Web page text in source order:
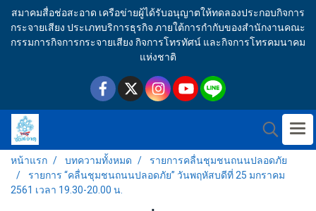
สมาคมสื่อช่อสะอาด เครือข่ายผู้ได้รับอนุญาตให้ทดลองประกอบกิจการ
กระจายเสียง ประเภทบริการธุรกิจ ภายใต้การกำกับของสำนักงานคณะ
กรรมการกิจการกระจายเสียง กิจการโทรทัศน์ และกิจการโทรคมนาคม
แห่งชาติ
หน้าแรก บทความทั้งหมด
รายการคลื่นชุมชนถนนปลอดภัย
รายการ “คลื่นชุมชนถนนปลอดภัย” วันพฤหัสบดีที่ 25 มกราคม
2561 เวลา 19.30-20.00 น.